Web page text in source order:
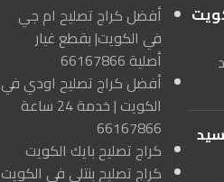
أفضل كراج تصليح ام جي
في الكويت| بقطع غيار
أصلية 66167866
أفضل كراج تصليح اودي في
الكويت | خدمة 24 ساعة
66167866
كراج تصليح بايك الكويت
كراج تصليح بنتلي في الكويت